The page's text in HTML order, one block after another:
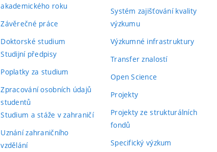
akademického roku
Závěrečné práce
Doktorské studium
Studijní předpisy
Poplatky za studium
Zpracování osobních údajů
studentů
Studium a stáže v zahraničí
Uznání zahraničního
vzdělání
Systém zajišťování kvality
výzkumu
Výzkumné infrastruktury
Transfer znalostí
Open Science
Projekty
Projekty ze strukturálních
fondů
Specifický výzkum